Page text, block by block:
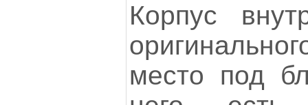
Корпус
место под